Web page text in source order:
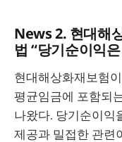
News 2. 현대해
법 “당기순이익
현대해상화재보험
평균임금에 포함되
나왔다. 당기순이익
제공과 밀접한 관련